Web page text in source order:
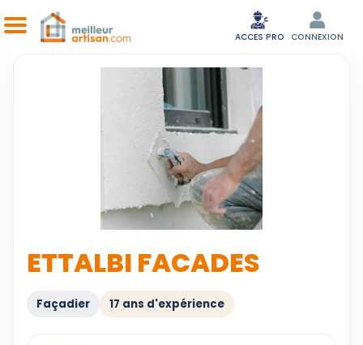
ACCES PRO CONNEXION
ETTALBI FACADES
Façadier 17 ans d'expérience